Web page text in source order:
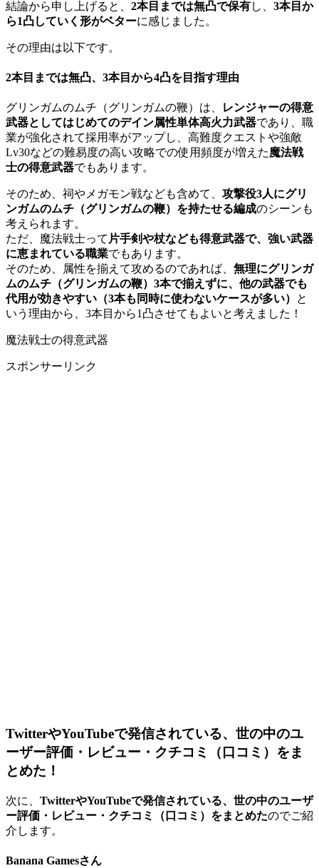
結論から申し上げると、 2本目までは無凸で保有し、 3本目か
ら1凸していく形がベターに感じました。
その理由は以下です。
2本目までは無凸、3本目から4凸を目指す理由
グリンガムのムチ（グリンガムの鞭）は、
レンジャーの得意
武器としてはじめてのデイン属性単体高火力武器であり、職
業が強化されて採用率がアップし、高難度クエストや強敵
Lv30などの難易度の高い攻略での使用頻度が増えた魔法戦
士の得意武器でもあります。
そのため、祠やメガモン戦なども含めて、 攻撃役3人にグリ
ンガムのムチ（グリンガムの鞭）を持たせる編成のシーンも
考えられます。
ただ、魔法戦士って 片手剣や杖なども得意武器で、強い武器
に恵まれている職業でもあります。
そのため、属性を揃えて攻めるのであれば、 無理にグリンガ
ムのムチ（グリンガムの鞭）3本で揃えずに、他の武器でも
代用が効きやすい（3本も同時に使わないケースが多い）
と
いう理由から、3本目から1凸させてもよいと考えました！
魔法戦士の得意武器
スポンサーリンク
TwitterやYouTubeで発信されている、世の中のユ
ーザー評価・レビュー・クチコミ（口コミ）をま
とめた！
次に、 TwitterやYouTubeで発信されている、世の中のユーザ
ー評価・レビュー・クチコミ（口コミ）をまとめたのでご紹
介します。
Banana Gamesさん